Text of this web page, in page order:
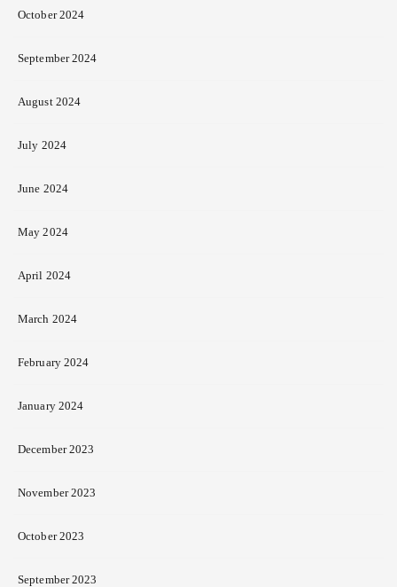
October 2024
September 2024
August 2024
July 2024
June 2024
May 2024
April 2024
March 2024
February 2024
January 2024
December 2023
November 2023
October 2023
September 2023